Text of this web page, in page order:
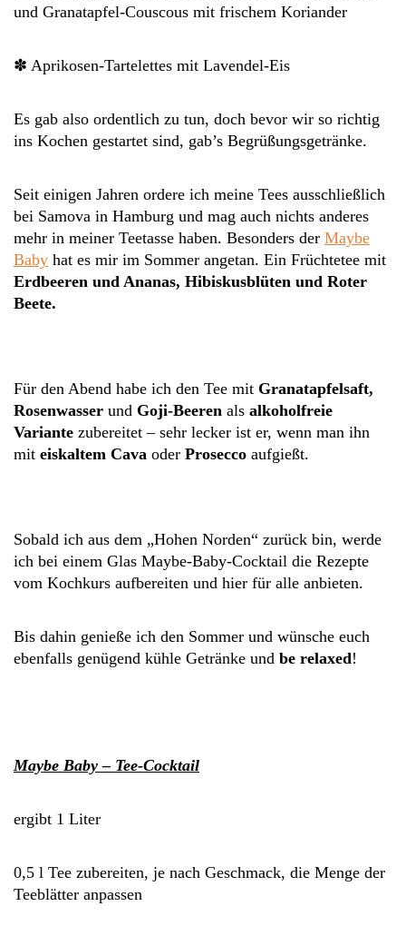
und Granatapfel-Couscous mit frischem Koriander
✽ Aprikosen-Tartelettes mit Lavendel-Eis
Es gab also ordentlich zu tun, doch bevor wir so richtig
ins Kochen gestartet sind, gab’s Begrüßungsgetränke.
Seit einigen Jahren ordere ich meine Tees ausschließlich
bei Samova in Hamburg und mag auch nichts anderes
mehr in meiner Teetasse haben. Besonders der Maybe
Baby hat es mir im Sommer angetan. Ein Früchtetee mit
Erdbeeren und Ananas, Hibiskusblüten und Roter
Beete.
Für den Abend habe ich den Tee mit Granatapfelsaft,
Rosenwasser und Goji-Beeren als alkoholfreie
Variante zubereitet – sehr lecker ist er, wenn man ihn
mit eiskaltem Cava oder Prosecco aufgießt.
Sobald ich aus dem „Hohen Norden“ zurück bin, werde
ich bei einem Glas Maybe-Baby-Cocktail die Rezepte
vom Kochkurs aufbereiten und hier für alle anbieten.
Bis dahin genieße ich den Sommer und wünsche euch
ebenfalls genügend kühle Getränke und be relaxed!
Maybe Baby – Tee-Cocktail
ergibt 1 Liter
0,5 l Tee zubereiten, je nach Geschmack, die Menge der
Teeblätter anpassen